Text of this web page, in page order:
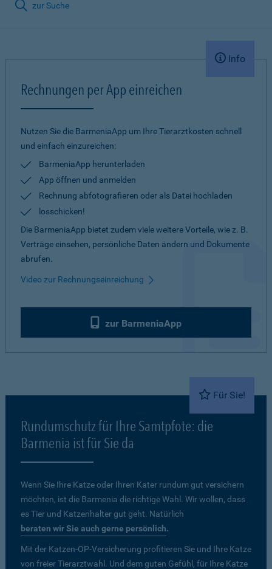
zur Suche
Info
Rechnungen per App einreichen
Nutzen Sie die BarmeniaApp um Ihre Tierarztkosten schnell
und einfach einzureichen:
BarmeniaApp herunterladen
App öffnen und anmelden
Rechnung abfotografieren oder als Datei hochladen
losschicken!
Die BarmeniaApp bietet zudem viele weitere Vorteile, wie z. B.
Verträge einsehen, persönliche Daten ändern und Dokumente
abrufen.
Video zur Rechnungseinreichung
zur BarmeniaApp
Für Sie!
Rundumschutz für Ihre Samtpfote: die
Barmenia ist für Sie da
Wenn Sie Ihre Katze oder Ihren Kater rundum gut versichern
möchten, ist die Barmenia die richtige Wahl. Wir wollen, dass
es Tier und Katzenhalter gut geht. Natürlich
beraten wir Sie auch gerne persönlich.
Mit der Katzen-OP-Versicherung profitieren Sie und Ihre Katze
von freier Tierarztwahl. Und dem guten Gefühl, für Ihre Katze